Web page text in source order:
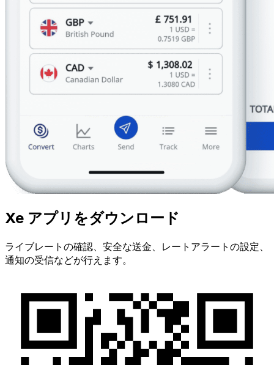
Xe アプリをダウンロード
ライブレートの確認、安全な送金、レートアラートの設定、
通知の受信などが行えます。